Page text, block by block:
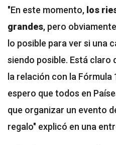
"En este momento, los
grandes, pero
lo posible para ver si una
siendo posible. Está claro
la relación con la
espero que todos en
que organizar un evento
regalo" explicó en una